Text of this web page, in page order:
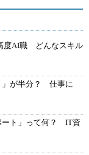
度AI職 どんなスキル
」が半分？ 仕事に
ート」って何？ IT資